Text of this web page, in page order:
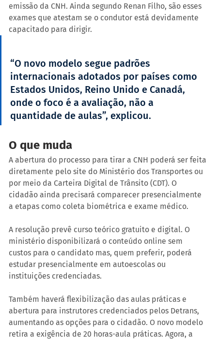
emissão da CNH. Ainda segundo Renan Filho, são esses
exames que atestam se o condutor está devidamente
capacitado para dirigir.
“O novo modelo segue padrões
internacionais adotados por países como
Estados Unidos, Reino Unido e Canadá,
onde o foco é a avaliação, não a
quantidade de aulas”, explicou.
O que muda
A abertura do processo para tirar a CNH poderá ser feita
diretamente pelo site do Ministério dos Transportes ou
por meio da Carteira Digital de Trânsito (CDT). O
cidadão ainda precisará comparecer presencialmente
a etapas como coleta biométrica e exame médico.
A resolução prevê curso teórico gratuito e digital. O
ministério disponibilizará o conteúdo online sem
custos para o candidato mas, quem preferir, poderá
estudar presencialmente em autoescolas ou
instituições credenciadas.
Também haverá flexibilização das aulas práticas e
abertura para instrutores credenciados pelos Detrans,
aumentando as opções para o cidadão. O novo modelo
retira a exigência de 20 horas-aula práticas. Agora, a